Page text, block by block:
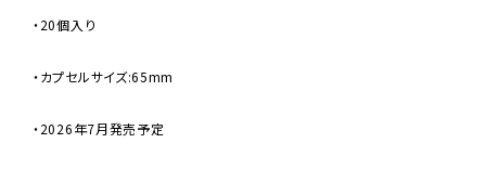
・20個入り
・カプセルサイズ:65mm
・2026年7月発売予定